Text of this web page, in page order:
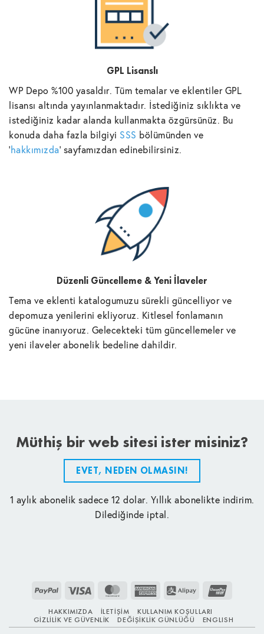
GPL Lisanslı
WP Depo %100 yasaldır. Tüm temalar ve eklentiler GPL
lisansı altında yayınlanmaktadır. İstediğiniz sıklıkta ve
istediğiniz kadar alanda kullanmakta özgürsünüz. Bu
konuda daha fazla bilgiyi SSS bölümünden ve
'hakkımızda' sayfamızdan edinebilirsiniz.
Düzenli Güncelleme & Yeni İlaveler
Tema ve eklenti katalogumuzu sürekli güncelliyor ve
depomuza yenilerini ekliyoruz. Kitlesel fonlamanın
gücüne inanıyoruz. Gelecekteki tüm güncellemeler ve
yeni ilaveler abonelik bedeline dahildir.
Müthiş bir web sitesi ister misiniz?
EVET, NEDEN OLMASIN!
1 aylık abonelik sadece 12 dolar. Yıllık abonelikte indirim.
Dilediğinde iptal.
PayPal Visa MasterCardAmerican
Alipay
HAKKIMIZDA İLETIŞIM
KULLANIM KOŞULLARI
GIZLILIK VE GÜVENLIK
DEĞIŞIKLIK GÜNLÜĞÜ ENGLISH